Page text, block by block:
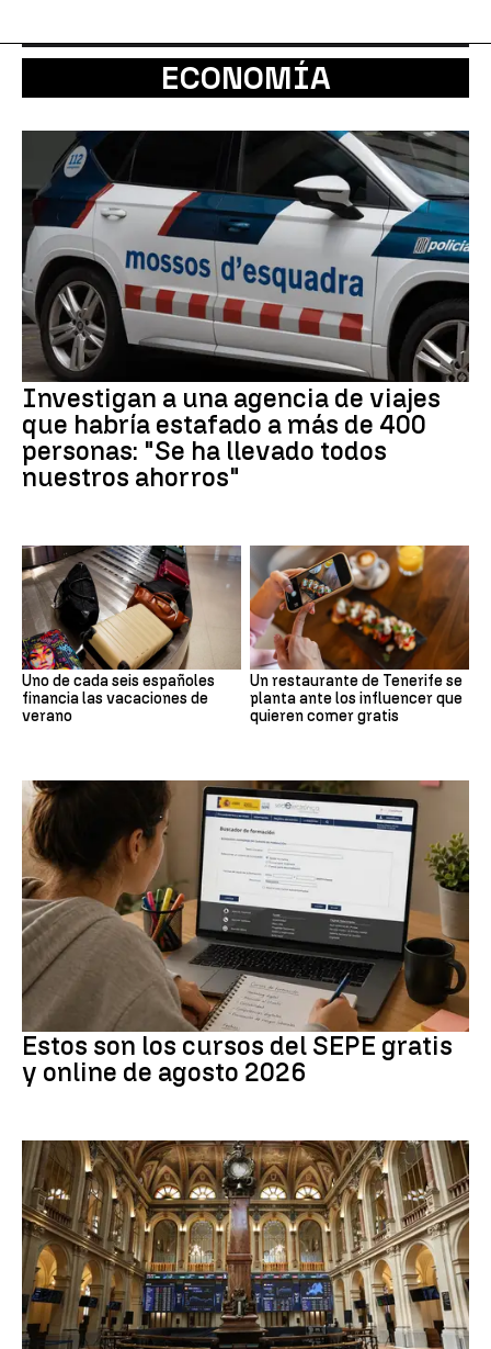
ECONOMÍA
Investigan a una agencia de viajes
que habría estafado a más de 400
personas: "Se ha llevado todos
nuestros ahorros"
Uno de cada seis españoles
financia las vacaciones de
verano
Un restaurante de Tenerife se
planta ante los influencer que
quieren comer gratis
Estos son los cursos del SEPE gratis
y online de agosto 2026